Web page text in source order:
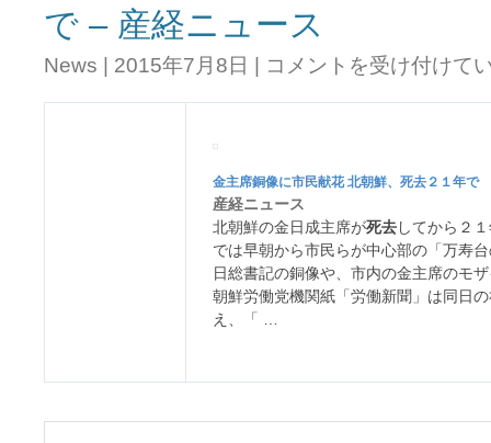
で – 産経ニュース
News | 2015年7月8日 | 金
席
市
民
献
花
北
朝
鮮、
２
コメントを受け付けて
金主席銅像に市民献花 北朝鮮、 死去 ２１年で
産経ニュース
北朝鮮の金日成主席が死去 してから２
では早朝から市民らが中心部の「万寿
日総書記の銅像や、市内の金主席のモ
朝鮮労働党機関紙「労働新聞」は同日
え、「 …